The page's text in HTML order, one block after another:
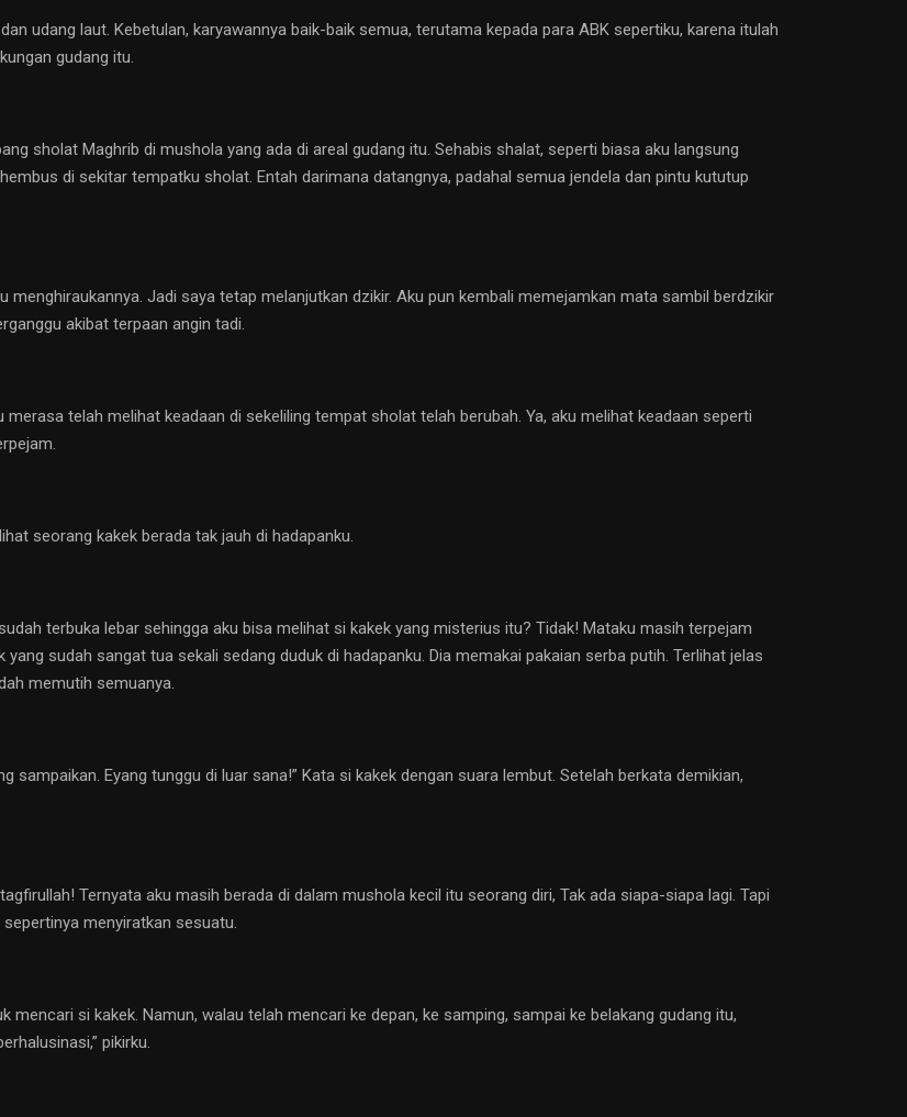
udang laut. Kebetulan, karyawannya baik-baik semua, terutama kepada para ABK sepertiku, karena itulah
gudang itu.
sholat Maghrib di mushola yang ada di areal gudang itu. Sehabis shalat, seperti biasa aku langsung
di sekitar tempatku sholat. Entah darimana datangnya, padahal semua jendela dan pintu kututup
Jadi saya tetap melanjutkan dzikir. Aku pun kembali memejamkan mata sambil berdzikir
akibat terpaan angin tadi.
telah melihat keadaan di sekeliling tempat sholat telah berubah. Ya, aku melihat keadaan seperti
seorang kakek berada tak jauh di hadapanku.
terbuka lebar sehingga aku bisa melihat si kakek yang misterius itu? Tidak! Mataku masih terpejam
sudah sangat tua sekali sedang duduk di hadapanku. Dia memakai pakaian serba putih. Terlihat jelas
memutih semuanya.
sampaikan. Eyang tunggu di luar sana!” Kata si kakek dengan suara lembut. Setelah berkata demikian,
Ternyata aku masih berada di dalam mushola kecil itu seorang diri, Tak ada siapa-siapa lagi. Tapi
menyiratkan sesuatu.
si kakek. Namun, walau telah mencari ke depan, ke samping, sampai ke belakang gudang itu,
pikirku.